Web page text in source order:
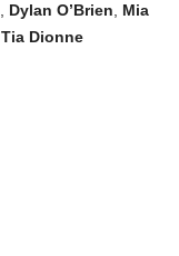
, Dylan O’Brien, Mia
Tia Dionne